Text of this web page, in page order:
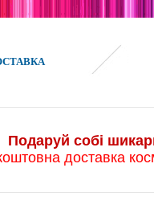
Подаруй собі
доставка